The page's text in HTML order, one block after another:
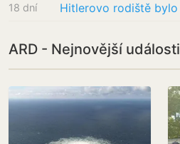
18 dní
ARD - Nejnovější události